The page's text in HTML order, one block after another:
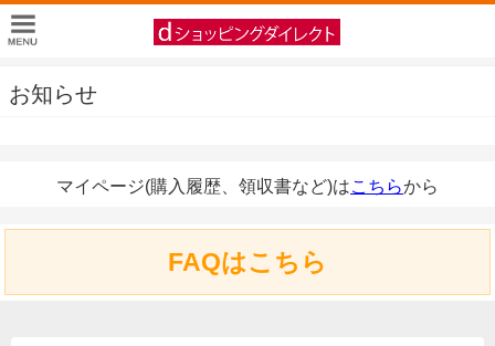
お知らせ
マイページ(購入履歴、領収書など)はこちらから
FAQはこちら